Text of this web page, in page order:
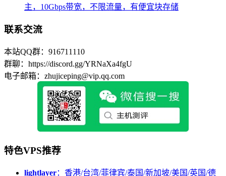
主，10Gbps带宽，不限流量，有便宜块存储
联系交流
本站QQ群：916711110
群聊：https://discord.gg/YRNaXa4fgU
电子邮箱：zhujiceping@vip.qq.com
特色VPS推荐
lightlayer：香港/台湾/菲律宾/泰国/新加坡/美国/英国/德